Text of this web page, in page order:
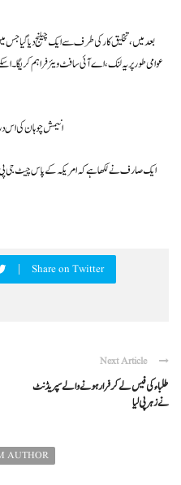
عوامی طور پر یہ لنک ، اے آئی سافٹ ویئر فراہم کریگا۔
انیمش چوہان کی اس
ایک صارف نے لکھا ہے کہ امریکہ کے پاس چیٹ جی
Share on Twitter
Next Article
طلباء کی فیس لےکر فرار ہونےوالے سپریڈنٹ
نےزہرپی لیا
AUTHOR